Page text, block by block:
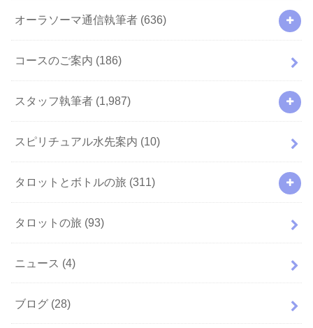
オーラソーマ通信執筆者 (636)
コースのご案内 (186)
スタッフ執筆者 (1,987)
スピリチュアル水先案内 (10)
タロットとボトルの旅 (311)
タロットの旅 (93)
ニュース (4)
ブログ (28)